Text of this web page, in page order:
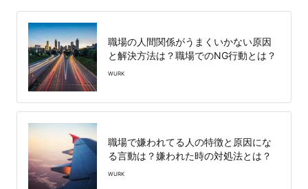
職場の人間関係がうまくいかない原因
と解決方法は？職場でのNG行動とは？
WURK
職場で嫌われてる人の特徴と原因にな
る言動は？嫌われた時の対処法とは？
WURK